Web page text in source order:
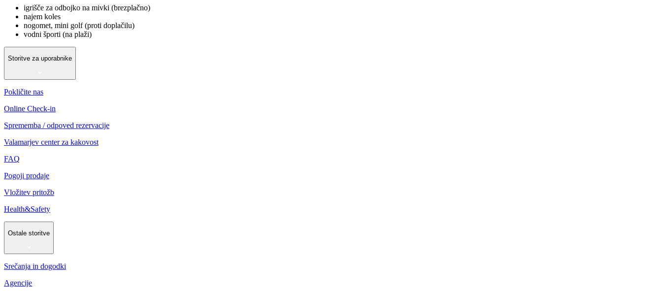
igrišče za odbojko na mivki (brezplačno)
najem koles
nogomet, mini golf (proti doplačilu)
vodni športi (na plaži)
Storitve za uporabnike
Pokličite nas
Online Check-in
Sprememba / odpoved rezervacije
Valamarjev center za kakovost
FAQ
Pogoji prodaje
Vložitev pritožb
Health&Safety
Ostale storitve
Srečanja in dogodki
Agencije